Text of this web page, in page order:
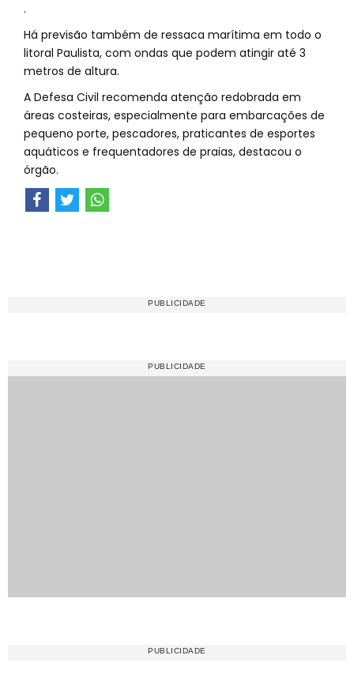
.
Há previsão também de ressaca marítima em todo o
litoral Paulista, com ondas que podem atingir até 3
metros de altura.
A Defesa Civil recomenda atenção redobrada em
áreas costeiras, especialmente para embarcações de
pequeno porte, pescadores, praticantes de esportes
aquáticos e frequentadores de praias, destacou o
órgão.